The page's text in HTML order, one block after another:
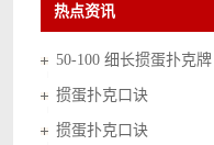
热点资讯
50-100 细长掼蛋扑克牌
掼蛋扑克口诀
掼蛋扑克口诀